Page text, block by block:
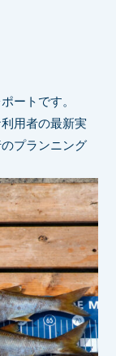
ートです。
用者の最新実
プランニング